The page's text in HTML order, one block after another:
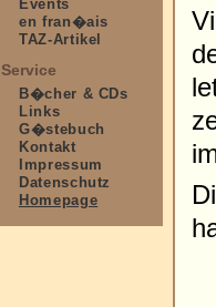
Events
en fran�ais
TAZ-Artikel
Service
B�cher & CDs
Links
G�stebuch
Kontakt
Impressum
Datenschutz
Homepage